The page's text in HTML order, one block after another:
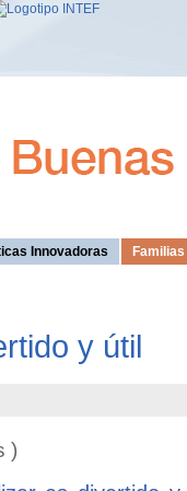
Innovadoras
y útil
)